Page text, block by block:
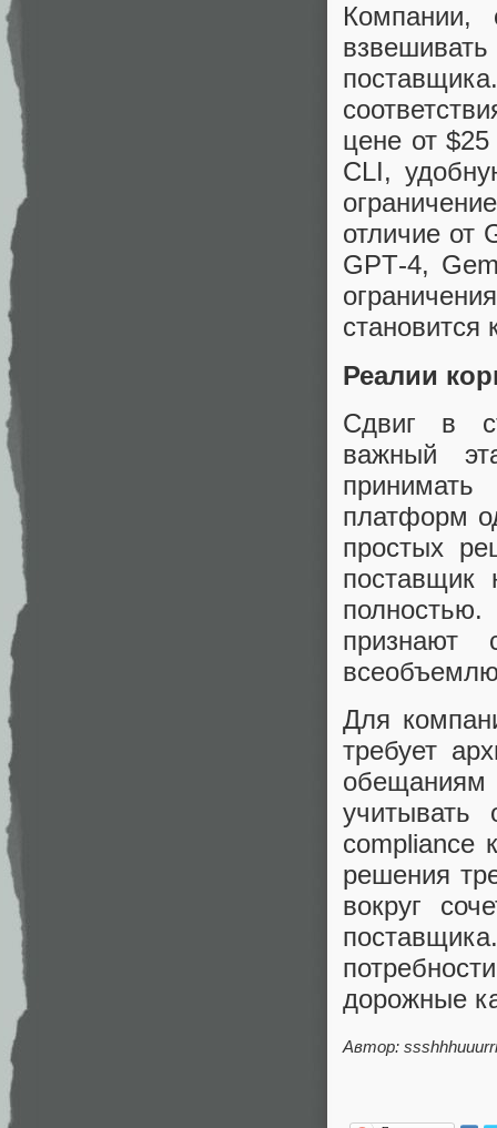
Компании,
цене от
CLI,
отличие от
GPT‑4,
становится
Реалии
Сдвиг в
важный
платформ
простых
поставщик
Для
требует
учитывать
compliance
решения
вокруг
дорожные
Автор: